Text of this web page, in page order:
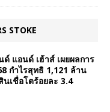
STOKE
แอนด์ เฮ้าส์ เผยผลการ
กำไรสุทธิ 1,121 ล้าน
นเชื่อโตร้อยละ 3.4